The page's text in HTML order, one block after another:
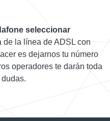
seleccionar
de la línea de ADSL con
es dejarnos tu número
operadores te darán toda